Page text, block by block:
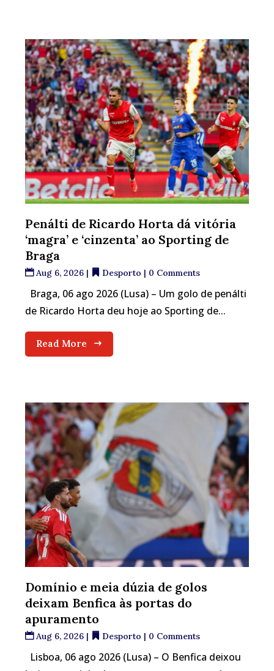
Penálti de Ricardo Horta dá vitória
‘magra’ e ‘cinzenta’ ao Sporting de
Braga
Aug 6, 2026 | Desporto | 0 Comments
Braga, 06 ago 2026 (Lusa) – Um golo de penálti
de Ricardo Horta deu hoje ao Sporting de...
Read More
Domínio e meia dúzia de golos
deixam Benfica às portas do
apuramento
Aug 6, 2026 | Desporto | 0 Comments
Lisboa, 06 ago 2026 (Lusa) – O Benfica deixou